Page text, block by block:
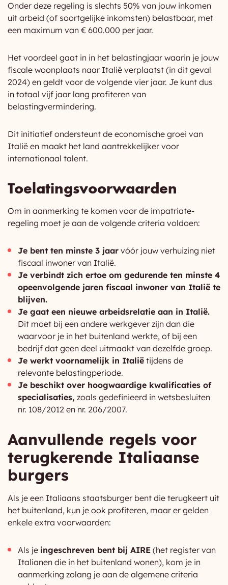
Onder deze regeling is slechts 50% van jouw inkomen
uit arbeid (of soortgelijke inkomsten) belastbaar, met
een maximum van € 600.000 per jaar.
Het voordeel gaat in in het belastingjaar waarin je jouw
fiscale woonplaats naar Italië verplaatst (in dit geval
2024) en geldt voor de volgende vier jaar. Je kunt dus
in totaal vijf jaar lang profiteren van
belastingvermindering.
Dit initiatief ondersteunt de economische groei van
Italië en maakt het land aantrekkelijker voor
internationaal talent.
Toelatingsvoorwaarden
Om in aanmerking te komen voor de impatriate-
regeling moet je aan de volgende criteria voldoen:
Je bent ten minste 3 jaar vóór jouw verhuizing niet
fiscaal inwoner van Italië.
Je verbindt zich ertoe om gedurende ten minste 4
opeenvolgende jaren fiscaal inwoner van Italië te
blijven.
Je gaat een nieuwe arbeidsrelatie aan in Italië.
Dit moet bij een andere werkgever zijn dan die
waarvoor je in het buitenland werkte, of bij een
bedrijf dat geen deel uitmaakt van dezelfde groep.
Je werkt voornamelijk in Italië tijdens de
relevante belastingperiode.
Je beschikt over hoogwaardige kwalificaties of
specialisaties, zoals gedefinieerd in wetsbesluiten
nr. 108/2012 en nr. 206/2007.
Aanvullende regels voor
terugkerende Italiaanse
burgers
Als je een Italiaans staatsburger bent die terugkeert uit
het buitenland, kun je ook profiteren, maar er gelden
enkele extra voorwaarden:
Als je ingeschreven bent bij AIRE (het register van
Italianen die in het buitenland wonen), kom je in
aanmerking zolang je aan de algemene criteria